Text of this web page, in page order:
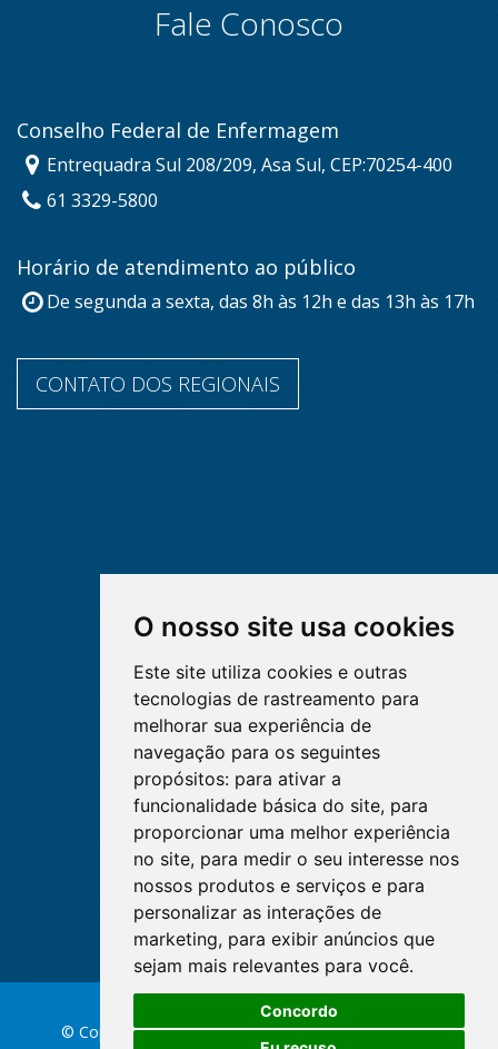
O nosso site usa cookies
Este site utiliza cookies e outras
tecnologias de rastreamento para
melhorar sua experiência de
navegação para os seguintes
propósitos: para ativar a
funcionalidade básica do site, para
proporcionar uma melhor experiência
no site, para medir o seu interesse nos
nossos produtos e serviços e para
personalizar as interações de
marketing, para exibir anúncios que
sejam mais relevantes para você.
Concordo
Fale Conosco
Conselho Federal de Enfermagem
Entrequadra Sul 208/209, Asa Sul, CEP:70254-400
61 3329-5800
Horário de atendimento ao público
De segunda a sexta, das 8h às 12h e das 13h às 17h
CONTATO DOS REGIONAIS
© Copyright 2026 Conselho Federal de Enfermagem